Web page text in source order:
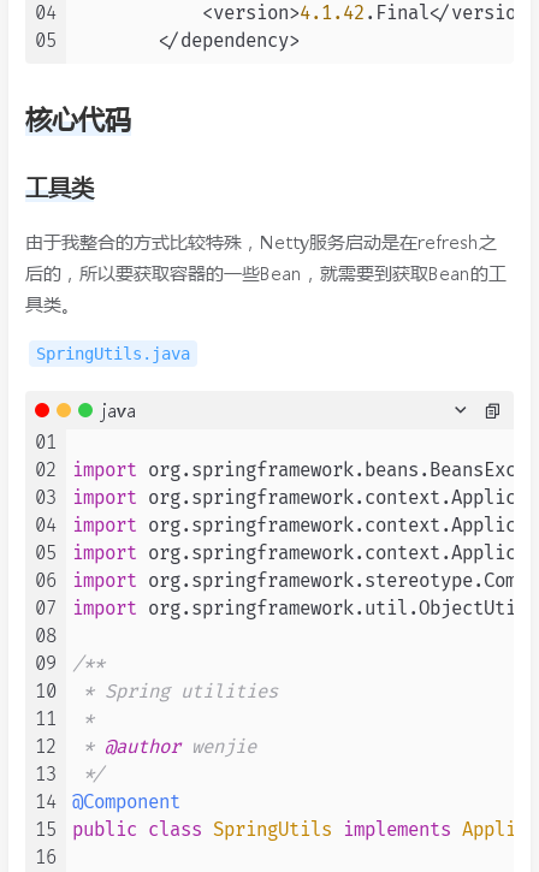
04
05
            <version>
4.1.42 .Final</version>
核心代码
工具类
由于我整合的方式比较特殊，Netty服务启动是在refresh之
后的，所以要获取容器的一些Bean，就需要到获取Bean的工
具类。
SpringUtils.java
java
01
02
03
04
05
06
07
08
09
10
11
12
13
14
15
16
import
import
import
import
import
import
/**
* Spring utilities
*
* @author wenjie
*/
@Component
public class SpringUtils implements